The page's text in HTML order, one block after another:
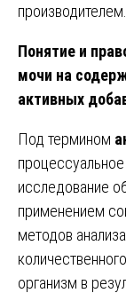
производителем.
Понятие и
мочи на
активных
Под термином
исследование
применением
методов
организм в